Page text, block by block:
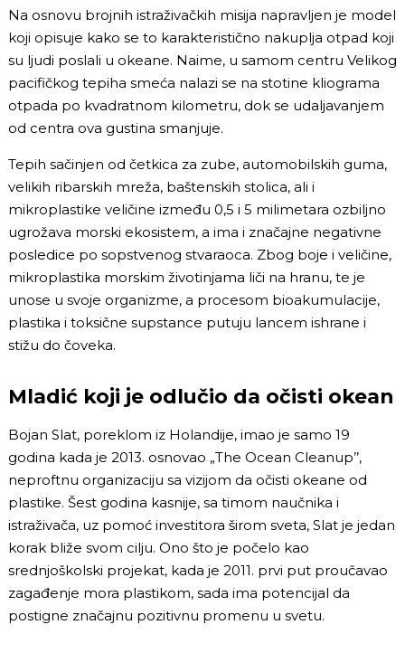
Na osnovu brojnih istraživačkih misija napravljen je model
koji opisuje kako se to karakteristično nakuplja otpad koji
su ljudi poslali u okeane. Naime, u samom centru Velikog
pacifičkog tepiha smeća nalazi se na stotine kliograma
otpada po kvadratnom kilometru, dok se udaljavanjem
od centra ova gustina smanjuje.
Tepih sačinjen od četkica za zube, automobilskih guma,
velikih ribarskih mreža, baštenskih stolica, ali i
mikroplastike veličine između 0,5 i 5 milimetara ozbiljno
ugrožava morski ekosistem, a ima i značajne negativne
posledice po sopstvenog stvaraoca. Zbog boje i veličine,
mikroplastika morskim životinjama liči na hranu, te je
unose u svoje organizme, a procesom bioakumulacije,
plastika i toksične supstance putuju lancem ishrane i
stižu do čoveka.
Mladić koji je odlučio da očisti okean
Bojan Slat, poreklom iz Holandije, imao je samo 19
godina kada je 2013. osnovao „The Ocean Cleanup’’,
neproftnu organizaciju sa vizijom da očisti okeane od
plastike. Šest godina kasnije, sa timom naučnika i
istraživača, uz pomoć investitora širom sveta, Slat je jedan
korak bliže svom cilju. Ono što je počelo kao
srednjoškolski projekat, kada je 2011. prvi put proučavao
zagađenje mora plastikom, sada ima potencijal da
postigne značajnu pozitivnu promenu u svetu.